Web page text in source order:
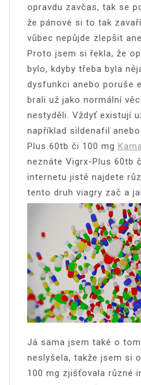
opravdu zavčas, tak se
že pánové si to tak
vůbec nepůjde zlepšit
Proto jsem si řekla, že
bylo, kdyby třeba byla
dysfunkci anebo poruše
brali už jako normální
nestyděli. Vždyť existují
například sildenafil
Plus 60tb či 100 mg
neznáte Vigrx-Plus 60tb
internetu jistě najdete
tento druh viagry zač a
Já sama jsem také o
neslyšela, takže jsem si
100 mg zjišťovala různé